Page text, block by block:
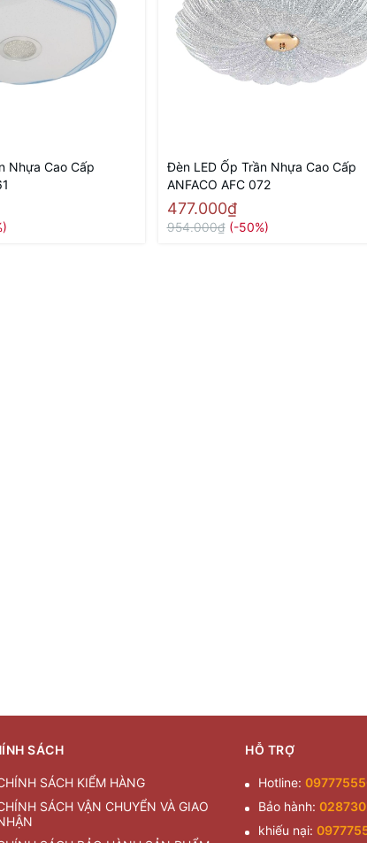
Nhựa Cao Cấp
Đèn LED Ốp Trần Nhựa Cao Cấp
ANFACO AFC 072
477.000₫
954.000₫ (-50%)
SÁCH
SÁCH KIỂM HÀNG
SÁCH VẬN CHUYỂN VÀ GIAO
HỖ TRỢ
Hotline:
Bảo hành:
khiếu nại: